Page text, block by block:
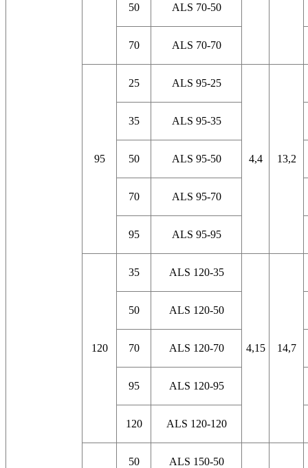
50 ALS 70-50
70 ALS 70-70
95
25 ALS 95-25
4,4 13,2
35 ALS 95-35
50 ALS 95-50
70 ALS 95-70
95 ALS 95-95
120
35 ALS 120-35
4,15 14,7
50 ALS 120-50
70 ALS 120-70
95 ALS 120-95
120 ALS 120-120
50 ALS 150-50